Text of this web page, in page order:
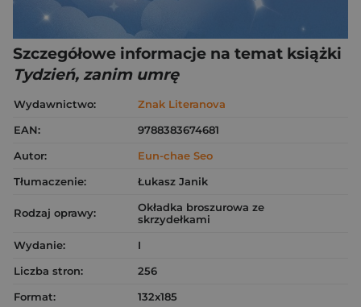
Szczegółowe informacje na temat książki
Tydzień, zanim umrę
Wydawnictwo:
Znak Literanova
EAN:
9788383674681
Autor:
Eun-chae Seo
Tłumaczenie:
Łukasz Janik
Rodzaj oprawy:
Okładka broszurowa ze
skrzydełkami
Wydanie:
I
Liczba stron:
256
Format:
132x185